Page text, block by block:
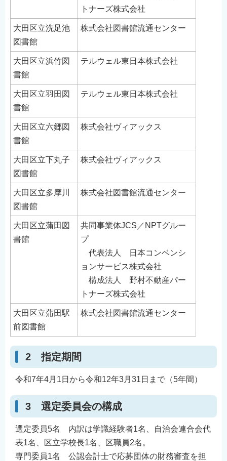
トナーズ株式会社
大田区立洗足池
図書館
株式会社図書館流通センター
大田区立浜竹図
書館
テルウェル東日本株式会社
大田区立羽田図
書館
テルウェル東日本株式会社
大田区立六郷図
書館
株式会社ヴィアックス
大田区立下丸子
図書館
株式会社ヴィアックス
大田区立多摩川
図書館
株式会社図書館流通センター
大田区立蒲田図
書館
共同事業体JCS／NPTグルー
プ
代表法人 日本コンベンシ
ョンサービス株式会社
構成法人 野村不動産パー
トナーズ株式会社
大田区立蒲田駅
前図書館
株式会社図書館流通センター
2 指定期間
令和7年4月1日から令和12年3月31日まで（5年間）
3 選定委員会の構成
選定委員5名 内訳は学識経験者1名、自治会連合会代
表1名、区立学校長1名、区職員2名。
専門委員1名 公認会計士で応募団体の財務審査を担